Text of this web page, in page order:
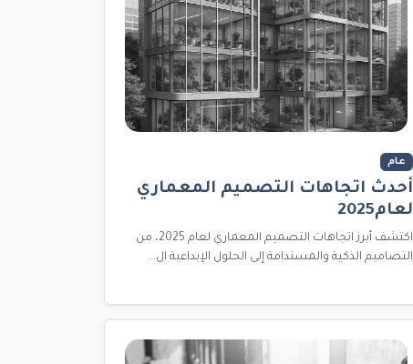
عام
أحدث اتجاهات التصميم المعماري
لعام2025
اكتشف أبرز اتجاهات التصميم المعماري لعام 2025، من
التصاميم الذكية والمستدامة إلى الحلول الإبداعية ال...